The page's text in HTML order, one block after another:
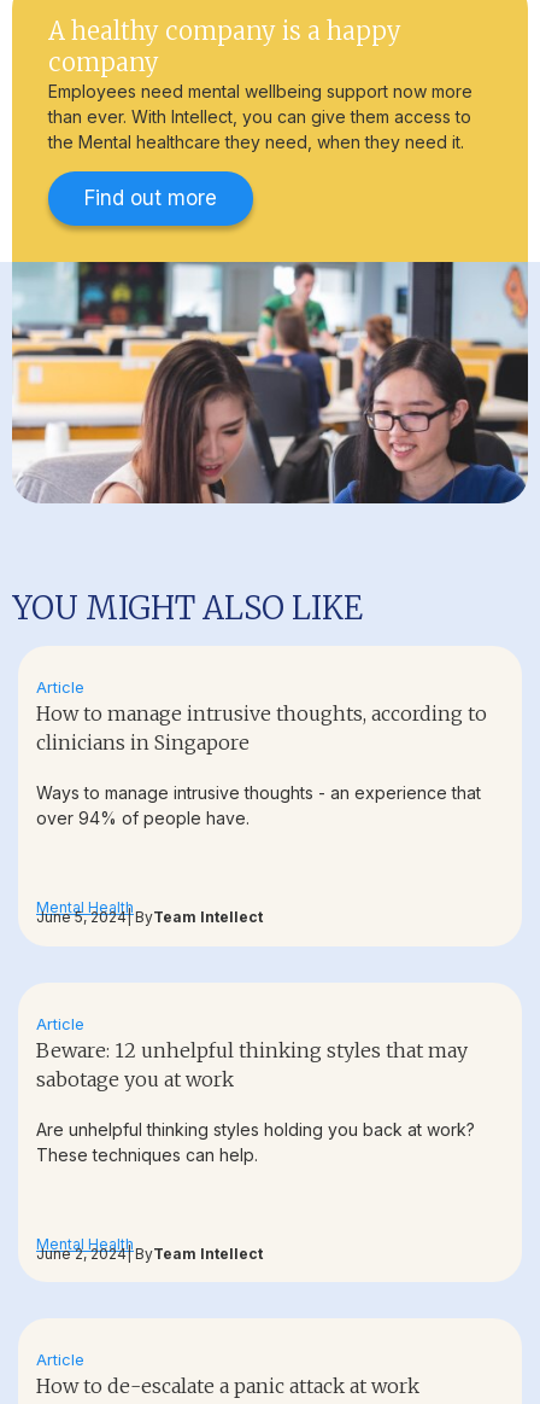
A healthy company is a happy
company
Employees need mental wellbeing support now more
than ever. With Intellect, you can give them access to
the Mental healthcare they need, when they need it.
Find out more
YOU MIGHT ALSO LIKE
Article
How to manage intrusive thoughts, according to
clinicians in Singapore
Ways to manage intrusive thoughts - an experience that
over 94% of people have.
Mental Health
June 5, 2024| ByTeam Intellect
Article
Beware: 12 unhelpful thinking styles that may
sabotage you at work
Are unhelpful thinking styles holding you back at work?
These techniques can help.
Mental Health
June 2, 2024| ByTeam Intellect
Article
How to de-escalate a panic attack at work